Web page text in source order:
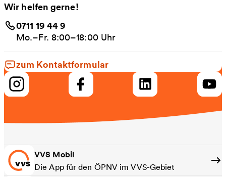
Wir helfen gerne!
0711 19 44 9
Mo.–Fr. 8:00–18:00 Uhr
zum Kontaktformular
VVS Mobil
Die App für den ÖPNV im VVS-Gebiet